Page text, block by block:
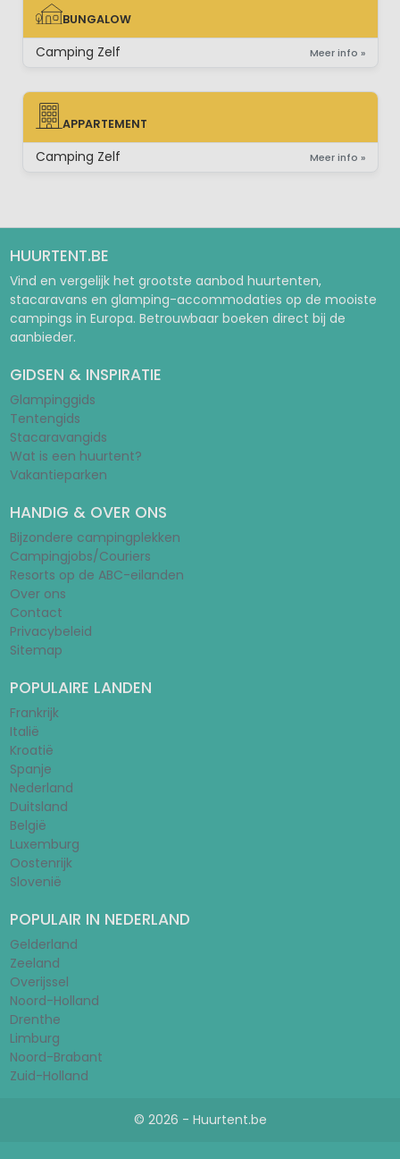
BUNGALOW
BUNGALOW
Camping Zelf Meer info »
APPARTEMENT
APPARTEMENT
Camping Zelf Meer info »
HUURTENT.BE
Vind en vergelijk het grootste aanbod huurtenten,
stacaravans en glamping-accommodaties op de mooiste
campings in Europa. Betrouwbaar boeken direct bij de
aanbieder.
GIDSEN & INSPIRATIE
Glampinggids
Tentengids
Stacaravangids
Wat is een huurtent?
Vakantieparken
HANDIG & OVER ONS
Bijzondere campingplekken
Campingjobs/Couriers
Resorts op de ABC-eilanden
Over ons
Contact
Privacybeleid
Sitemap
POPULAIRE LANDEN
Frankrijk
Italië
Kroatië
Spanje
Nederland
Duitsland
België
Luxemburg
Oostenrijk
Slovenië
POPULAIR IN NEDERLAND
Gelderland
Zeeland
Overijssel
Noord-Holland
Drenthe
Limburg
Noord-Brabant
Zuid-Holland
© 2026 - Huurtent.be